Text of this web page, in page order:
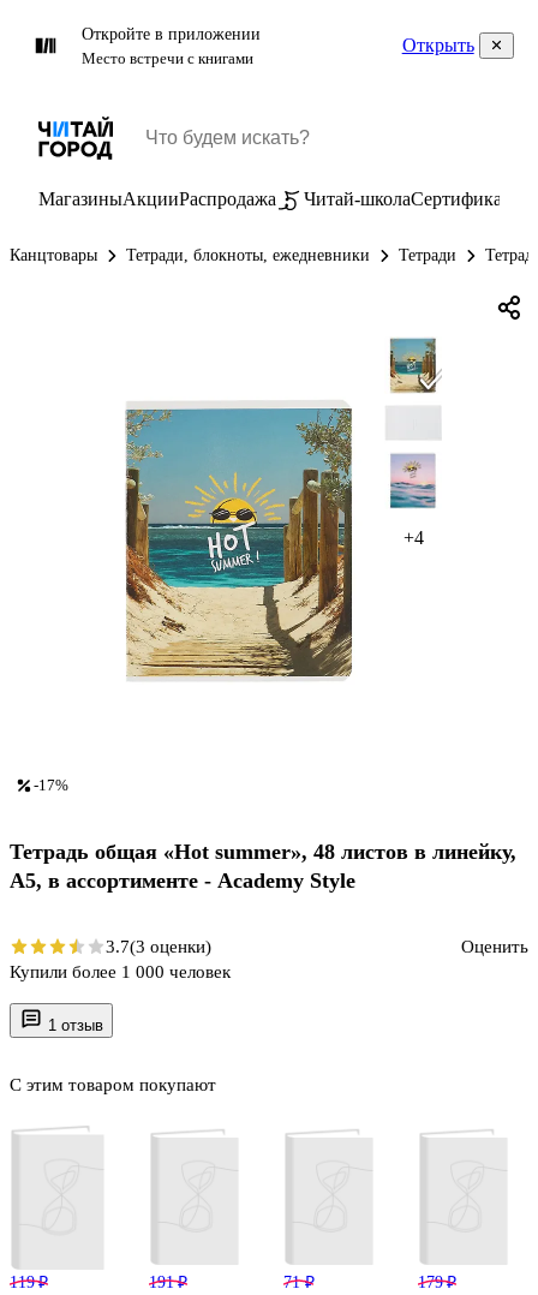
Откройте в приложении
Место встречи с книгами
Открыть
МагазиныАкцииРаспродажа Читай-школаСертификаты
Канцтовары Тетради, блокноты, ежедневники Тетради
+4
1 отзыв
С этим товаром покупают
119 ₽ 191 ₽ 71 ₽ 179 ₽
-17%
Тетрадь общая «Hot summer», 48 листов в линейку,
А5, в ассортименте - Academy Style
3.7(3 оценки)
Оценить
Купили более 1 000 человек